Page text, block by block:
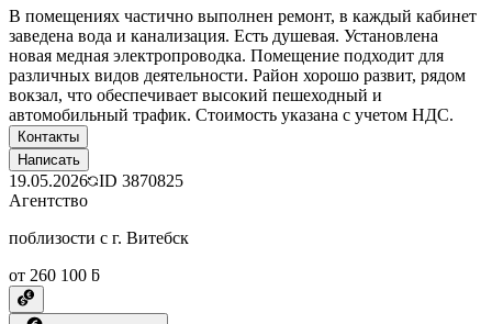
В помещениях частично выполнен ремонт, в каждый кабинет
заведена вода и канализация. Есть душевая. Установлена
новая медная электропроводка. Помещение подходит для
различных видов деятельности. Район хорошо развит, рядом
вокзал, что обеспечивает высокий пешеходный и
автомобильный трафик. Стоимость указана с учетом НДС.
Контакты
Написать
19.05.2026 ID 3870825
Агентство
поблизости с г. Витебск
от 260 100 ƃ